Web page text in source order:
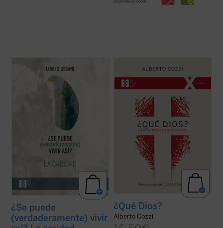
disponible en ebook:
este tercer y último volumen dedicado a la
caridad, junto con su condición esencial, el
sacrificio, y su consecuencia práctica, la
(ver ficha)
¿Se puede
(verdaderamente) vivir
sobre Dios no es meramente un ejercicio
intelectual, sino una apertura, un desafío a
ampliar nuestra comprensión de la
experiencia humana....(ver ficha)
¿Qué Dios?
Alberto Cozzi